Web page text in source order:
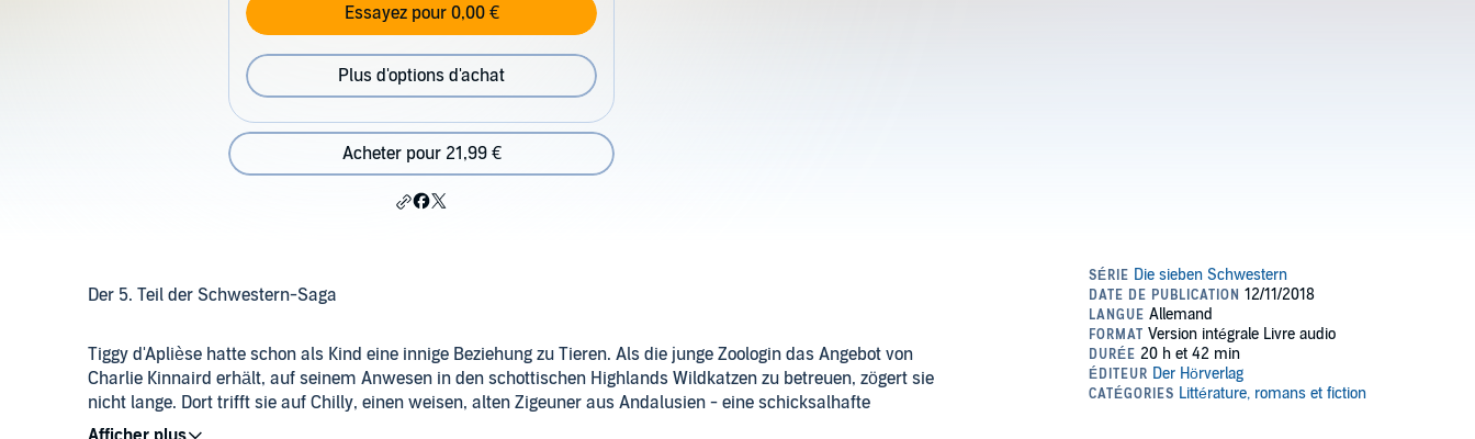
Essayez pour 0,00 €
Plus d'options d'achat
Acheter pour 21,99 €
Der 5. Teil der Schwestern-Saga
Tiggy d'Aplièse hatte schon als Kind eine innige Beziehung zu Tieren. Als die junge Zoologin das Angebot von
Charlie Kinnaird erhält, auf seinem Anwesen in den schottischen Highlands Wildkatzen zu betreuen, zögert sie
nicht lange. Dort trifft sie auf Chilly, einen weisen, alten Zigeuner aus Andalusien - eine schicksalhafte
Begegnung. Denn er hilft Tiggy, das Geheimnis ihrer Herkunft zu lüften. Sie reist nach Granada, wo sie dem